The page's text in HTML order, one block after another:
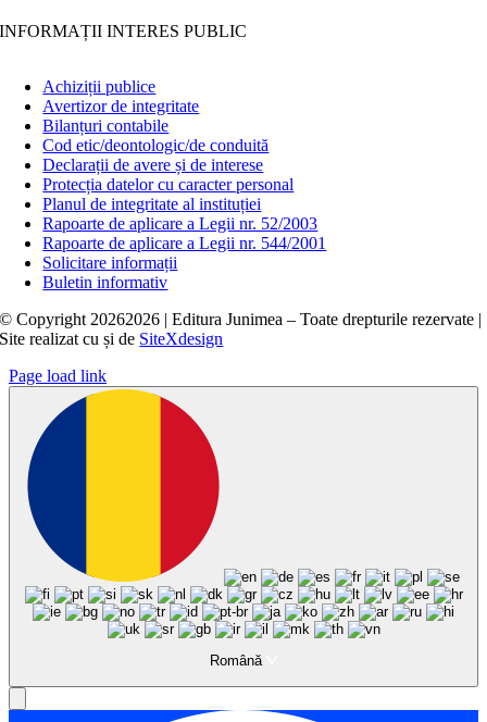
INFORMAȚII INTERES PUBLIC
Achiziții publice
Avertizor de integritate
Bilanțuri contabile
Cod etic/deontologic/de conduită
Declarații de avere și de interese
Protecția datelor cu caracter personal
Planul de integritate al instituției
Rapoarte de aplicare a Legii nr. 52/2003
Rapoarte de aplicare a Legii nr. 544/2001
Solicitare informații
Buletin informativ
© Copyright 20262026 | Editura Junimea – Toate drepturile rezervate |
Site realizat cușide SiteXdesign
Page load link
Română